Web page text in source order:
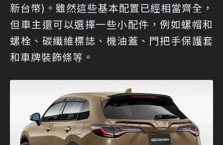
新台幣)。雖然這些基本配置已經相當齊全，
但車主還可以選擇一些小配件，例如螺帽和
螺栓、碳纖維標誌、機油蓋、門把手保護套
和車牌裝飾條等。